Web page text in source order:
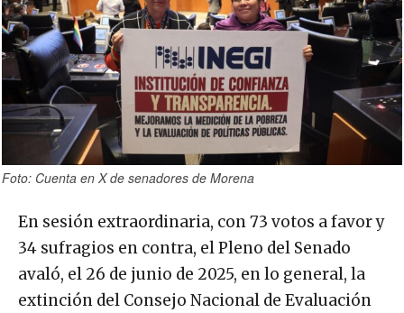
Foto: Cuenta en X de senadores de Morena
En sesión extraordinaria, con 73 votos a favor y
34 sufragios en contra, el Pleno del Senado
avaló, el 26 de junio de 2025, en lo general, la
extinción del Consejo Nacional de Evaluación